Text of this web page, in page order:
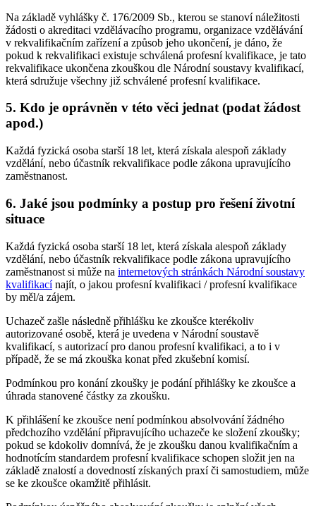
Na základě vyhlášky č. 176/2009 Sb., kterou se stanoví náležitosti
žádosti o akreditaci vzdělávacího programu, organizace vzdělávání
v rekvalifikačním zařízení a způsob jeho ukončení, je dáno, že
pokud k rekvalifikaci existuje schválená profesní kvalifikace, je tato
rekvalifikace ukončena zkouškou dle Národní soustavy kvalifikací,
která sdružuje všechny již schválené profesní kvalifikace.
5. Kdo je oprávněn v této věci jednat (podat žádost
apod.)
Každá fyzická osoba starší 18 let, která získala alespoň základy
vzdělání, nebo účastník rekvalifikace podle zákona upravujícího
zaměstnanost.
6. Jaké jsou podmínky a postup pro řešení životní
situace
Každá fyzická osoba starší 18 let, která získala alespoň základy
vzdělání, nebo účastník rekvalifikace podle zákona upravujícího
zaměstnanost si může na internetových stránkách Národní soustavy
kvalifikacínajít, o jakou profesní kvalifikaci / profesní kvalifikace
by měl/a zájem.
Uchazeč zašle následně přihlášku ke zkoušce kterékoliv
autorizované osobě, která je uvedena v Národní soustavě
kvalifikací, s autorizací pro danou profesní kvalifikaci, a to i v
případě, že se má zkouška konat před zkušební komisí.
Podmínkou pro konání zkoušky je podání přihlášky ke zkoušce a
úhrada stanovené částky za zkoušku.
K přihlášení ke zkoušce není podmínkou absolvování žádného
předchozího vzdělání připravujícího uchazeče ke složení zkoušky;
pokud se kdokoliv domnívá, že je zkoušku danou kvalifikačním a
hodnotícím standardem profesní kvalifikace schopen složit jen na
základě znalostí a dovedností získaných praxí či samostudiem, může
se ke zkoušce okamžitě přihlásit.